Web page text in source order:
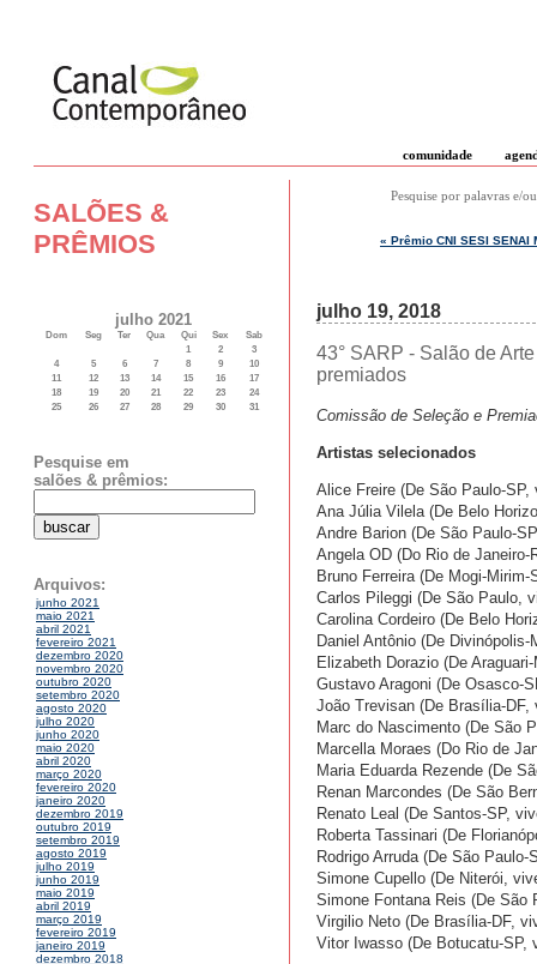
comunidade
SALÕES &
PRÊMIOS
julho 2021
Dom Seg Ter Qua Qui Sex
Sab
1
2
3
4
5 6 7 8 9
10
11
12 13 14 15 16
17
18
19 20 21 22 23
24
25
26 27 28 29 30 31
Pesquise em
salões & prêmios:
Arquivos:
junho 2021
maio 2021
abril 2021
fevereiro 2021
dezembro 2020
novembro 2020
outubro 2020
setembro 2020
agosto 2020
julho 2020
junho 2020
maio 2020
abril 2020
março 2020
fevereiro 2020
janeiro 2020
dezembro 2019
outubro 2019
setembro 2019
agosto 2019
julho 2019
junho 2019
maio 2019
abril 2019
março 2019
fevereiro 2019
janeiro 2019
dezembro 2018
Pesquise por palavras e/
« Prêmio CNI SESI
julho 19, 2018
43° SARP - Salão de
premiados
Comissão de Seleção e
Artistas selecionados
Alice Freire (De São Paulo-
Ana Júlia Vilela (De Belo
Andre Barion (De São Paulo-
Angela OD (Do Rio de
Bruno Ferreira (De Mogi-
Carlos Pileggi (De São Paulo,
Carolina Cordeiro (De Belo
Daniel Antônio (De
Elizabeth Dorazio (De
Gustavo Aragoni (De Osasco-
João Trevisan (De Brasília-
Marc do Nascimento (De São
Marcella Moraes (Do Rio de
Maria Eduarda Rezende (De
Renan Marcondes (De São
Renato Leal (De Santos-SP,
Roberta Tassinari (De
Rodrigo Arruda (De São
Simone Cupello (De Niterói,
Simone Fontana Reis (De São
Virgilio Neto (De Brasília-DF,
Vitor Iwasso (De Botucatu-SP,